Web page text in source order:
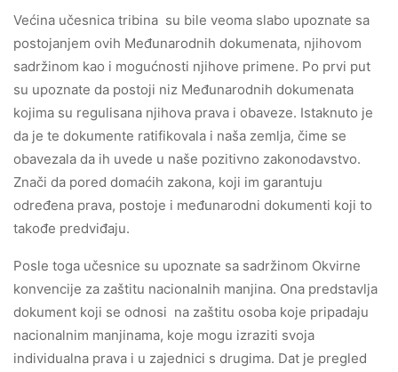
Većina učesnica tribina su bile veoma slabo upoznate sa
postojanjem ovih Međunarodnih dokumenata, njihovom
sadržinom kao i mogućnosti njihove primene. Po prvi put
su upoznate da postoji niz Međunarodnih dokumenata
kojima su regulisana njihova prava i obaveze. Istaknuto je
da je te dokumente ratifikovala i naša zemlja, čime se
obavezala da ih uvede u naše pozitivno zakonodavstvo.
Znači da pored domaćih zakona, koji im garantuju
određena prava, postoje i međunarodni dokumenti koji to
takođe predviđaju.
Posle toga učesnice su upoznate sa sadržinom Okvirne
konvencije za zaštitu nacionalnih manjina. Ona predstavlja
dokument koji se odnosi na zaštitu osoba koje pripadaju
nacionalnim manjinama, koje mogu izraziti svoja
individualna prava i u zajednici s drugima. Dat je pregled